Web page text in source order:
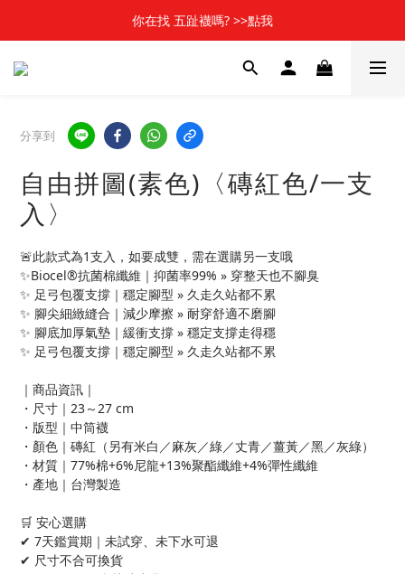
📢新加入會員 可享50元購物金元購物金(立即使用)✨
你在找 五趾襪嗎? >>點我
🎬 \ 全館消費滿$1000，贈北影聯名襪1雙哦 /  🎬
分享到
自由拼圖(素色)〈磚紅色/一支
入〉
🚨此款式為1支入，如要成雙，需在選購另一支哦
✨Biocel®抗菌棉纖維｜抑菌率99% » 穿整天也不腳臭
✨ 足弓包覆支撐｜穩定腳型 » 久走久站都不累
✨ 腳尖細緻縫合｜減少摩擦 » 耐穿舒適不磨腳
✨ 腳底加厚氣墊｜緩衝支撐 » 穩定支撐走得穩
✨ 足弓包覆支撐｜穩定腳型 » 久走久站都不累
｜商品資訊｜
・尺寸｜23～27 cm
・版型｜中筒襪
・顏色｜磚紅（另有米白／麻灰／綠／丈青／薑黃／黑／灰綠）
・材質｜77%棉+6%尼龍+13%聚酯纖維+4%彈性纖維
・產地｜台灣製造
🛒 安心選購
✔ 7天鑑賞期｜未試穿、未下水可退
✔ 尺寸不合可換貨